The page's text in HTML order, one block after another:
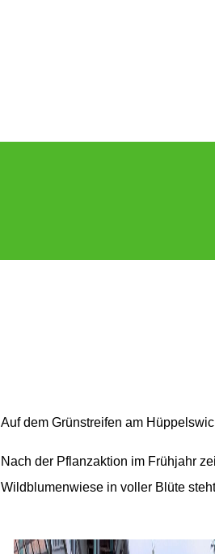
Auf dem Grünstreifen am
Nach der Pflanzaktion im Frühjahr
Wildblumenwiese in voller Blüte